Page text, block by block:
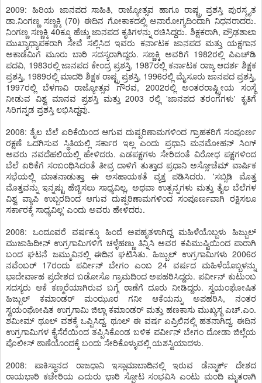
2009: ಹಿರಿಯ ಜಾನಪದ ಸಾಹಿತಿ, ರಾಜ್ಯೋತ್ಸವ ಹಾಗೂ ರಾಷ್ಟ್ರ ಪ್ರಶಸ್ತಿ ಪುರಸ್ಕೃತ
ಡಾ.ನಿಂಗಣ್ಣ ಸಣ್ಣಕ್ಕಿ (70) ಈದಿನ ಗೋಕಾಕದಲ್ಲಿ ಅನಾರೋಗ್ಯದಿಂದಾಗಿ ನಿಧನರಾದರು.
ನಿಂಗಣ್ಣ ಸಣ್ಣಕ್ಕಿ 40ಕ್ಕೂ ಹೆಚ್ಚು ಜಾನಪದ ಕೃತಿಗಳನ್ನು ರಚಿಸಿದ್ದರು. ಶಿಕ್ಷಕರಾಗಿ, ಪ್ರೌಢಶಾಲಾ
ಮುಖ್ಯಾಧ್ಯಾಪಕರಾಗಿ ಸೇವೆ ಸಲ್ಲಿಸಿದ ಇವರು ಕರ್ನಾಟಕ ಜಾನಪದ ಮತ್ತು ಯಕ್ಷಗಾನ
ಅಕಾಡೆಮಿಗೆ ಮೂರು ಬಾರಿ ಸದಸ್ಯರಾಗಿದ್ದರು. ಸಣ್ಣಕ್ಕಿ ಅವರಿಗೆ 1982ರಲ್ಲಿ ಪಿಎಚ್‌ಡಿ
ಪದವಿ, 1983ರಲ್ಲಿ ಜಾನಪದ ಕೇಂದ್ರ ಪ್ರಶಸ್ತಿ, 1987ರಲ್ಲಿ ಕರ್ನಾಟಕ ರಾಜ್ಯ ಆದರ್ಶ ಶಿಕ್ಷಕ
ಪ್ರಶಸ್ತಿ, 1989ರಲ್ಲಿ ಮಾದರಿ ಶಿಕ್ಷಕ ರಾಷ್ಟ್ರ ಪ್ರಶಸ್ತಿ, 1996ರಲ್ಲಿ ಮೈಸೂರು ಜಾನಪದ ಪ್ರಶಸ್ತಿ,
1997ರಲ್ಲಿ ಬೆಳಗಾವಿ ರಾಜ್ಯೋತ್ಸವ ಗೌರವ, 2002ರಲ್ಲಿ ಅಂತರರಾಷ್ಟ್ರೀಯ ಸಂಸ್ಥೆ
ನೀಡುವ ವಿಶ್ವ ಮಾನವ ಪ್ರಶಸ್ತಿ ಮತ್ತು 2003 ರಲ್ಲಿ 'ಜಾನಪದ ತರಂಗಗಳು' ಕೃತಿಗೆ
ಸಿರಿಗನ್ನಡ ಪ್ರಶಸ್ತಿ ಲಭಿಸಿದ್ದವು.
2008: ತೈಲ ಬೆಲೆ ಏರಿಕೆಯಿಂದ ಆಗುವ ದುಷ್ಪರಿಣಾಮಗಳಿಂದ ಗ್ರಾಹಕರಿಗೆ ಸಂಪೂರ್ಣ
ರಕ್ಷಣೆ ಒದಗಿಸುವ ಸ್ಥಿತಿಯಲ್ಲಿ ಸರ್ಕಾರ ಇಲ್ಲ ಎಂದು ಪ್ರಧಾನಿ ಮನಮೋಹನ್ ಸಿಂಗ್
ಅವರು ನವದೆಹಲಿಯಲ್ಲಿ ಹೇಳಿದರು. ಎಡಪಕ್ಷಗಳು ಸೇರಿದಂತೆ ವಿರೋಧ ಪಕ್ಷಗಳಿಂದ
ಬೆಲೆ ಏರಿಕೆಗೆ ಸಂಬಂಧಿಸಿದಂತೆ ತೀವ್ರ ದಾಳಿಗೆ ತುತ್ತಾದ ಪ್ರಧಾನಿ ಅಸ್ಸೋಚೆಮ್ ವಾರ್ಷಿಕ
ಸಭೆಯಲ್ಲಿ ಮಾತನಾಡುತ್ತಾ ಈ ಅಸಹಾಯಕತೆ ವ್ಯಕ್ತ ಪಡಿಸಿದರು. 'ಸಬ್ಸಿಡಿ ಮೊತ್ತ
ಮೊತ್ತವನ್ನು ಇನ್ನಷ್ಟು ಹೆಚ್ಚಿಸಲು ಸಾಧ್ಯವಿಲ್ಲ, ಅಥವಾ ಉತ್ಪನ್ನಗಳು ಮತ್ತು ತೈಲ ಬೆಲೆಗಳ
ವಿಶ್ವ ವ್ಯಾಪಿ ಉಬ್ಬರದಿಂದ ಆಗುವ ದುಷ್ಪರಿಣಾಮಗಳಿಂದ ಸಂಪೂರ್ಣವಾಗಿ ರಕ್ಷಿಸಲೂ
ಸರ್ಕಾರಕ್ಕೆ ಸಾಧ್ಯವಿಲ್ಲ' ಎಂದು ಅವರು ಹೇಳಿದರು.
2008: ಒಂದೂವರೆ ವರ್ಷಕ್ಕೂ ಹಿಂದೆ ಅಪಹೃತಳಾಗಿದ್ದ ಮಹಿಳೆಯೊಬ್ಬಳು ಹಿಜ್ಬುಲ್
ಮುಜಾಹಿದೀನ್ ಉಗ್ರಗಾಮಿಗಳಿಗೆ ಚಳ್ಳೆಹಣ್ಣು ತಿನ್ನಿಸಿ ಅವರ ಕಪಿಮುಷ್ಟಿಯಿಂದ ಪಾರಾಗಿ
ಬಂದ ಘಟನೆ ಜಮ್ಮುವಿನಲ್ಲಿ ಈದಿನ ಘಟಿಸಿತು. ಹಿಜ್ಬುಲ್ ಉಗ್ರಗಾಮಿಗಳು 2006ರ
ನವೆಂಬರ್ 17ರಂದು ಪರ್ವೀನ್ ಬೇಗಂ ಎಂಬ 24 ವರ್ಷದ ಮಹಿಳೆಯೊಬ್ಬಳನ್ನು
ಭಾದೇರ್ವಾಹ ಪ್ರದೇಶದ ಬಡೋಸೊ ಗ್ರಾಮದಿಂದ ಅಪಹರಿಸಿದ್ದರು. ಪರ್ವೀನ್ ಕುಟುಂಬ
ಸದಸ್ಯರು ಆಕೆ ಕಣ್ಮರೆಯಾಗಿರುವ ಬಗ್ಗೆ ಠಾಣೆಗೆ ದೂರು ನೀಡಿದ್ದರು. ಸ್ವಯಂಘೋಷಿತ
ಹಿಜ್ಬುಲ್ ಕಮಾಂಡರ್ ಮಂಝೂರ ಗನೀ ಆಕೆಯನ್ನು ಅಪಹರಿಸಿ, ನಂತರ
ಸ್ವಯಂಘೋಷಿತ ಉಗ್ರಗಾಮಿ ಜಿಲ್ಲಾ ಕಮಾಂಡರ್ ಮತ್ತು ಹಣಕಾಸು ಮುಖ್ಯಸ್ಥ ಎಚ್.ಎಂ.
ಶಮೀಮ್ ಥೂಲ್ ವಶಕ್ಕೆ ಒಪ್ಪಿಸಿದ್ದ. ಥೂಲ್ ಈ ವರ್ಷ ಏಪ್ರಿಲಿನಲ್ಲಿ ಹತನಾಗಿದ್ದ. ಈದಿನ
ಉಗ್ರಗಾಮಿಗಳ ಕೈಸೆರೆಯಿಂದ ತಪ್ಪಿಸಿಕೊಂಡ ಬಳಿಕ ಪರ್ವೀನ್ ಬೇಗಂ ದೋಡಾ ಜಿಲ್ಲೆಯ
ಪೊಲೀಸ್ ಠಾಣೆಯೊಂದಕ್ಕೆ ಬಂದು ಸೇರಿಕೊಳ್ಳುವಲ್ಲಿ ಯಶಸ್ವಿಯಾದಳು.
2008: ಪಾಕಿಸ್ಥಾನದ ರಾಜಧಾನಿ ಇಸ್ಲಾಮಾಬಾದಿನಲ್ಲಿ ಇರುವ ಡೆನ್ಮಾರ್ಕ್ ದೇಶದ
ರಾಯಭಾರಿ ಕಚೇರಿಯ ಎದುರು ಭಾರಿ ಸ್ಫೋಟ ಸಂಭವಿಸಿ ಎಂಟು ಮಂದಿ ಮೃತರಾಗಿ